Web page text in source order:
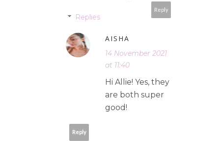
Reply
Replies
AISHA
14 November 2021
at 11:40
Hi Allie! Yes, they
are both super
good!
Reply